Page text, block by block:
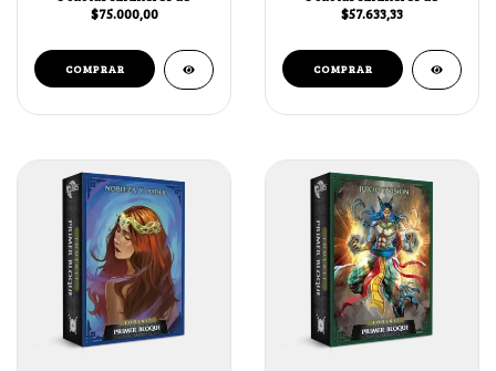
$75.000,00
$57.633,33